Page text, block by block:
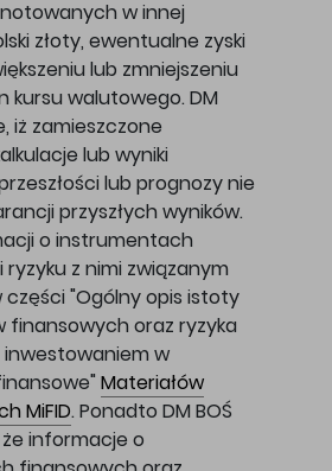
w innej
złoty, ewentualne zyski
lub zmniejszeniu
kursu walutowego. DM
iż zamieszczone
lub wyniki
lub prognozy nie
przyszłych wyników.
o instrumentach
z nimi związanym
części "Ogólny opis istoty
oraz ryzyka
inwestowaniem w
Materiałów
MiFID. Ponadto DM BOŚ
że informacje o